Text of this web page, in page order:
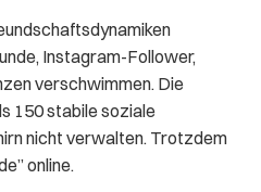
Instagram-Follower,
verschwimmen. Die
150 stabile soziale
nicht verwalten. Trotzdem
online.